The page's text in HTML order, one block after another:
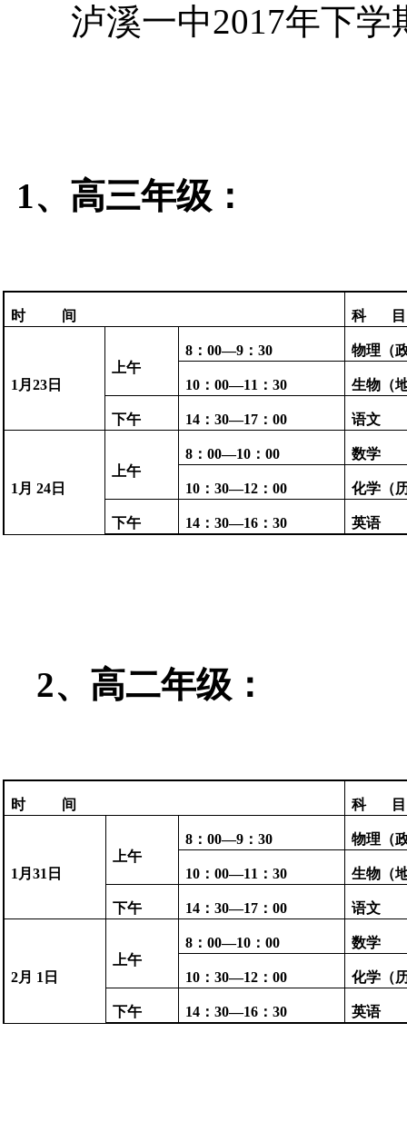
泸溪一中2017年下学
1、高三年级：
时 间 科 目
1月23日
上午
8：00—9：30 物理（
10：00—11：30 生物（
下午 14：30—17：00 语文
1月 24日
上午
8：00—10：00 数学
10：30—12：00 化学（
下午 14：30—16：30 英语
2、高二年级：
时 间 科 目
1月31日
上午
8：00—9：30 物理（
10：00—11：30 生物（
下午 14：30—17：00 语文
2月 1日
上午
8：00—10：00 数学
10：30—12：00 化学（
下午 14：30—16：30 英语